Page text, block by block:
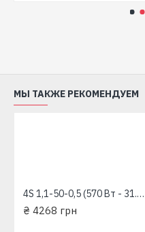
МЫ ТАКЖЕ РЕКОМЕНДУЕМ
4S 1,1-50-0,5 (570 Вт - 31.6 л/мин - напор: 98 м) "RUDES" глубинный насос для скважин
₴ 4268 грн